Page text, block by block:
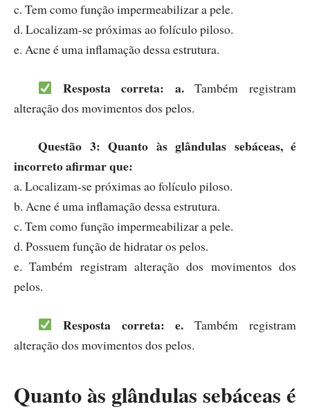
c. Tem como função impermeabilizar a pele.
d. Localizam-se próximas ao folículo piloso.
e. Acne é uma inflamação dessa estrutura.
Resposta correta: a.Também registram
alteração dos movimentos dos pelos.
Questão 3: Quanto às glândulas sebáceas, é
incorreto afirmar que:
a. Localizam-se próximas ao folículo piloso.
b. Acne é uma inflamação dessa estrutura.
c. Tem como função impermeabilizar a pele.
d. Possuem função de hidratar os pelos.
e. Também registram alteração dos movimentos dos
pelos.
Resposta correta: e.Também registram
alteração dos movimentos dos pelos.
Quanto às glândulas sebáceas é